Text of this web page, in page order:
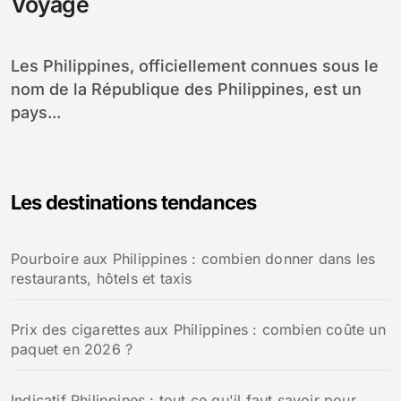
Les Philippines, officiellement connues sous le
nom de la République des Philippines, est un
pays...
Les destinations tendances
Pourboire aux Philippines : combien donner dans les
restaurants, hôtels et taxis
Prix des cigarettes aux Philippines : combien coûte un
paquet en 2026 ?